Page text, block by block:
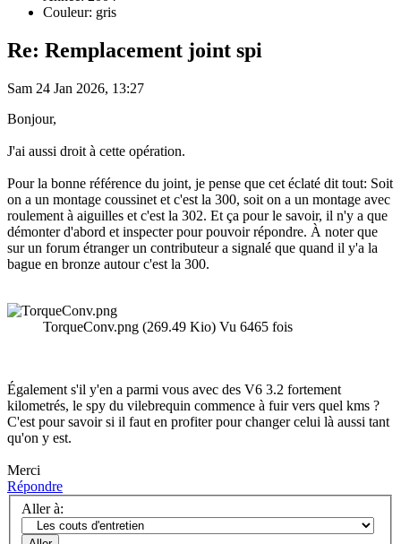
Couleur: gris
Re: Remplacement joint spi
Sam 24 Jan 2026, 13:27
Bonjour,
J'ai aussi droit à cette opération.
Pour la bonne référence du joint, je pense que cet éclaté dit tout: Soit
on a un montage coussinet et c'est la 300, soit on a un montage avec
roulement à aiguilles et c'est la 302. Et ça pour le savoir, il n'y a que
démonter d'abord et inspecter pour pouvoir répondre. À noter que
sur un forum étranger un contributeur a signalé que quand il y'a la
bague en bronze autour c'est la 300.
TorqueConv.png (269.49 Kio) Vu 6465 fois
Également s'il y'en a parmi vous avec des V6 3.2 fortement
kilometrés, le spy du vilebrequin commence à fuir vers quel kms ?
C'est pour savoir si il faut en profiter pour changer celui là aussi tant
qu'on y est.
Merci
Répondre
Aller à: